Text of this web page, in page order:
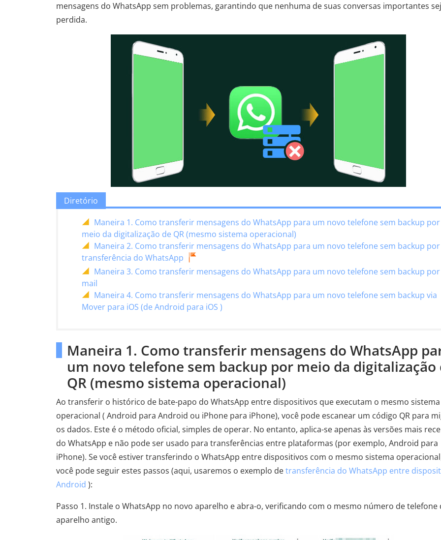
mensagens do WhatsApp sem problemas, garantindo que nenhuma de suas conversas importantes
perdida.
Diretório
Maneira 1. Como transferir mensagens do WhatsApp para um novo telefone sem backup por
meio da digitalização de QR (mesmo sistema operacional)
Maneira 2. Como transferir mensagens do WhatsApp para um novo telefone sem backup por
transferência do WhatsApp
Maneira 3. Como transferir mensagens do WhatsApp para um novo telefone sem backup
mail
Maneira 4. Como transferir mensagens do WhatsApp para um novo telefone sem backup via
Mover para iOS (de Android para iOS )
Maneira 1. Como transferir mensagens do WhatsApp
um novo telefone sem backup por meio da digitalização
QR (mesmo sistema operacional)
Ao transferir o histórico de bate-papo do WhatsApp entre dispositivos que executam o mesmo sistema
operacional ( Android para Android ou iPhone para iPhone), você pode escanear um código QR para
os dados. Este é o método oficial, simples de operar. No entanto, aplica-se apenas às versões mais
do WhatsApp e não pode ser usado para transferências entre plataformas (por exemplo, Android para
iPhone). Se você estiver transferindo o WhatsApp entre dispositivos com o mesmo sistema
você pode seguir estes passos (aqui, usaremos o exemplo detransferência do WhatsApp entre
Android ):
Passo 1. Instale o WhatsApp no ​​novo aparelho e abra-o, verificando com o mesmo número de telefone
aparelho antigo.